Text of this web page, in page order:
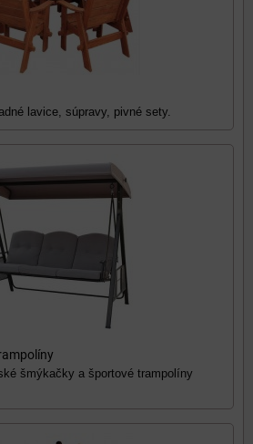
lavice, súpravy, pivné sety.
šmýkačky a športové trampolíny